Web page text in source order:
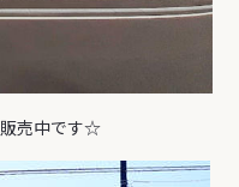
売中です☆